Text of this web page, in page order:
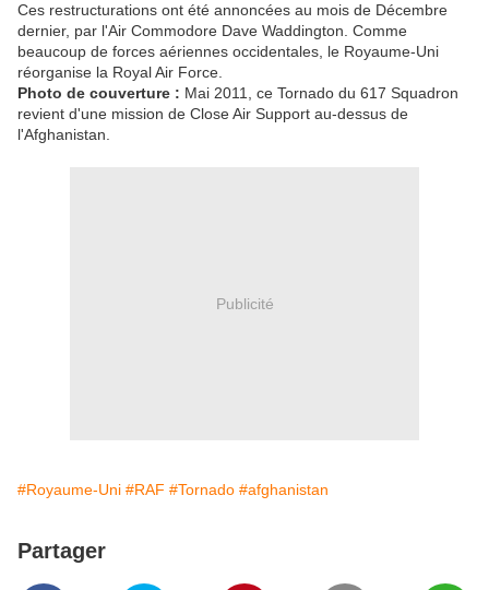
Ces restructurations ont été annoncées au mois de Décembre
dernier, par l'Air Commodore Dave Waddington. Comme
beaucoup de forces aériennes occidentales, le Royaume-Uni
réorganise la Royal Air Force.
Photo de couverture : Mai 2011, ce Tornado du 617 Squadron
revient d'une mission de Close Air Support au-dessus de
l'Afghanistan.
Publicité
#Royaume-Uni #RAF #Tornado #afghanistan
Partager